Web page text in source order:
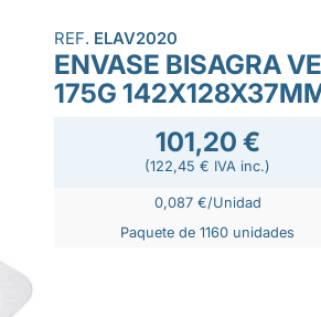
REF. ELAV2020
ENVASE BISAGRA
175G
101,20 €
(122,45 € IVA inc.)
0,087 €/Unidad
Paquete de 1160 unidades